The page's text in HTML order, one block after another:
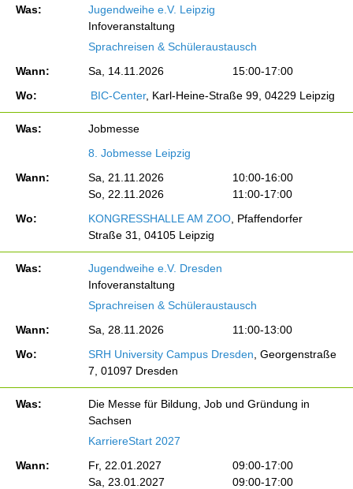
Sa, 14.11.2026 15:00-17:00
Jugendweihe e.V. Leipzig
Infoveranstaltung
Sprachreisen & Schüleraustausch
BIC-Center, Karl-Heine-Straße 99, 04229 Leipzig
Was:
Wann:
Wo:
Sa, 21.11.2026
So, 22.11.2026
10:00-16:00
11:00-17:00
Jobmesse
8. Jobmesse Leipzig
KONGRESSHALLE AM ZOO, Pfaffendorfer
Straße 31, 04105 Leipzig
Was:
Wann:
Wo:
Sa, 28.11.2026 11:00-13:00
Jugendweihe e.V. Dresden
Infoveranstaltung
Sprachreisen & Schüleraustausch
SRH University Campus Dresden , Georgenstraße
7, 01097 Dresden
Was:
Wann:
Wo:
Fr, 22.01.2027
Sa, 23.01.2027
09:00-17:00
09:00-17:00
Die Messe für Bildung, Job und Gründung in
Sachsen
KarriereStart 2027
Was:
Wann: